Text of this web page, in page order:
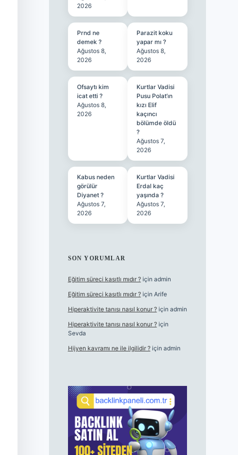
2026
Prnd ne
demek ?
Ağustos 8,
2026
Parazit koku
yapar mı ?
Ağustos 8,
2026
Ofsaytı kim
icat etti ?
Ağustos 8,
2026
Kurtlar Vadisi
Pusu Polat’ın
kızı Elif
kaçıncı
bölümde öldü
?
Ağustos 7,
2026
Kabus neden
görülür
Diyanet ?
Ağustos 7,
2026
Kurtlar Vadisi
Erdal kaç
yaşında ?
Ağustos 7,
2026
SON YORUMLAR
Eğitim süreci kasıtlı mıdır ?için admin
Eğitim süreci kasıtlı mıdır ?için Arife
Hiperaktivite tanısı nasıl konur ?için admin
Hiperaktivite tanısı nasıl konur ?için
Sevda
Hijyen kavramı ne ile ilgilidir ?için admin